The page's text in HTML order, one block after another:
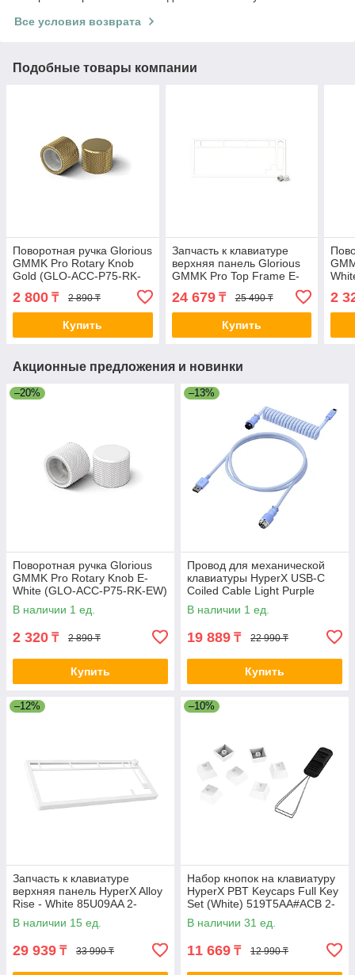
Все условия возврата
Подобные товары компании
Поворотная ручка Glorious
GMMK Pro Rotary Knob
Gold (GLO-ACC-P75-RK-
G) 2-015500
2 800 ₸ 2 890 ₸
Купить
Запчасть к клавиатуре
верхняя панель Glorious
GMMK Pro Top Frame E-
White (GLO-ACC-P75-TF-
EW) 2-015527
24 679₸ 25 490 ₸
Купить
2
Акционные предложения и новинки
–20%
Поворотная ручка Glorious
GMMK Pro Rotary Knob E-
White (GLO-ACC-P75-RK-EW)
2-015522
В наличии 1 ед.
2 320 ₸ 2 890 ₸
Купить
–13%
Провод для механической
клавиатуры HyperX USB-C
Coiled Cable Light Purple
6J682AA 2-011329
В наличии 1 ед.
19 889 ₸ 22 990 ₸
Купить
–12%
Запчасть к клавиатуре
верхняя панель HyperX Alloy
Rise - White 85U09AA 2-
032610
В наличии 15 ед.
29 939 ₸ 33 990 ₸
–10%
Набор кнопок на клавиатуру
HyperX PBT Keycaps Full Key
Set (White) 519T5AA#ACB 2-
009114
В наличии 31 ед.
11 669 ₸ 12 990 ₸